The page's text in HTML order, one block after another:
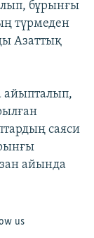
бұрынғы
түрмеден
Азаттық
айыпталып,
саяси
айында
us